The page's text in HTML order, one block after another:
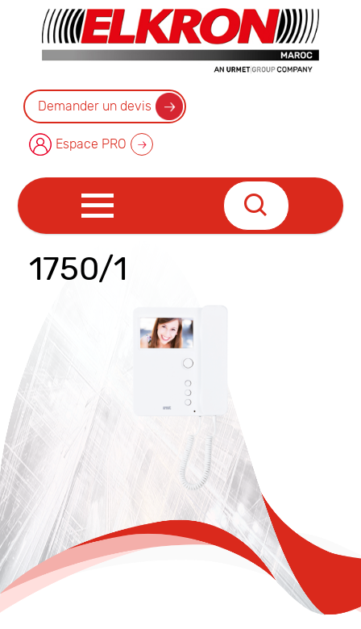
Demander un devis
Espace PRO
1750/1